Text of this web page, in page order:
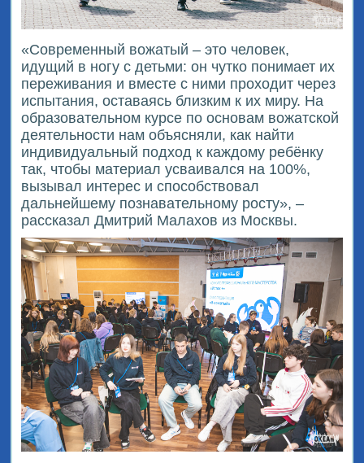
«Современный вожатый – это человек,
идущий в ногу с детьми: он чутко понимает их
переживания и вместе с ними проходит через
испытания, оставаясь близким к их миру. На
образовательном курсе по основам вожатской
деятельности нам объясняли, как найти
индивидуальный подход к каждому ребёнку
так, чтобы материал усваивался на 100%,
вызывал интерес и способствовал
дальнейшему познавательному росту», –
рассказал Дмитрий Малахов из Москвы.